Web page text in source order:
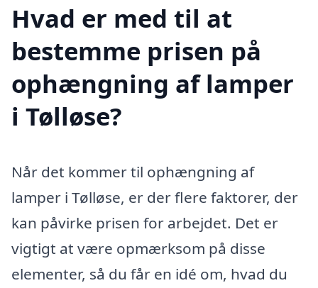
Hvad er med til at
bestemme prisen på
ophængning af lamper
i Tølløse?
Når det kommer til ophængning af
lamper i Tølløse, er der flere faktorer, der
kan påvirke prisen for arbejdet. Det er
vigtigt at være opmærksom på disse
elementer, så du får en idé om, hvad du